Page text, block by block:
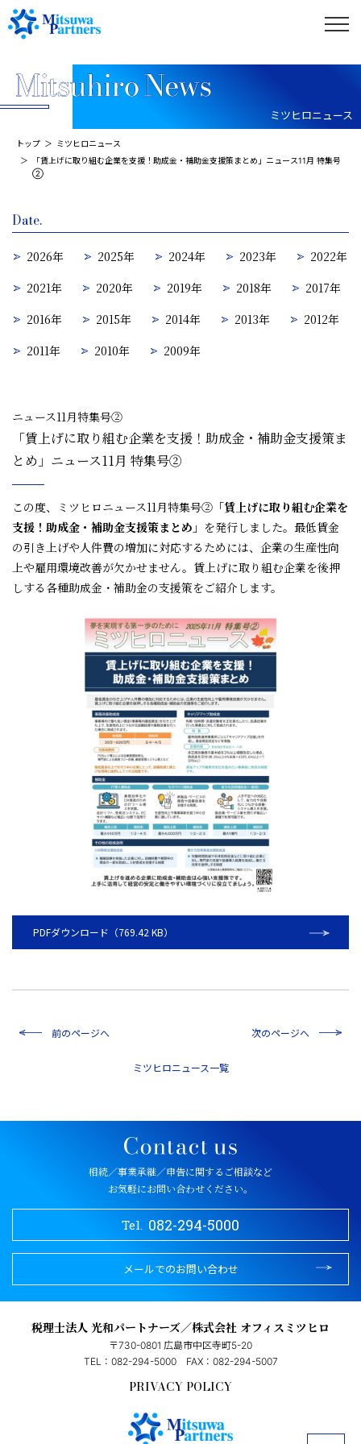
ミツヒロニュース
トップ
ミツヒロニュース
「賃上げに取り組む企業を支援！助成金・補助金支援策まとめ」ニュース11月 特集号
②
ニュース11月特集号②
「賃上げに取り組む企業を支援！助成金・補助金支援策ま
とめ」ニュース11月 特集号②
この度、ミツヒロニュース11月特集号② 「賃上げに取り組む企業を
支援！助成金・補助金支援策まとめ」 を発行しました。最低賃金
の引き上げや人件費の増加に対応するためには、企業の生産性向
上や雇用環境改善が欠かせません。賃上げに取り組む企業を後押
しする各種助成金・補助金の支援策をご紹介します。
PDFダウンロード（769.42 KB）
前のページへ
一覧
次のページへ
Date.
2026年 2025年 2024年 2023年
2022年
2021年
2020年 2019年 2018年
2017年
2016年
2015年 2014年 2013年
2012年
2011年
2010年 2009年
相続／事業承継／申告に関するご相談など
お気軽にお問い合わせください。
Tel. 082-294-5000
メールでのお問い合わせ
税理士法人 光和パートナーズ／株式会社 オフィスミツヒロ
〒730-0801 広島市中区寺町5-20
TEL：082-294-5000
FAX：082-294-5007
PRIVACY POLICY